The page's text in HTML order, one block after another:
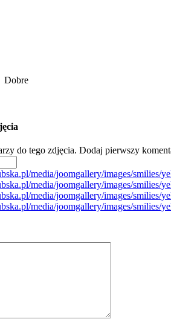
Dobre
do tego zdjęcia. Dodaj pierwszy